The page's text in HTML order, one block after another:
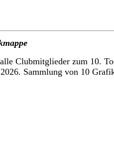
Clubmitglieder zum 10.
Sammlung von 10